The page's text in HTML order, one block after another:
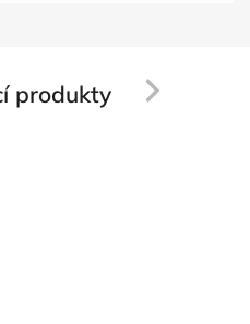
produkty Next